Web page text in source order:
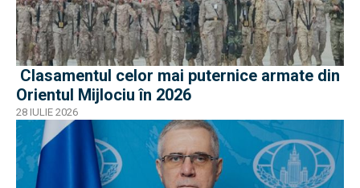
Clasamentul celor mai puternice armate din
Orientul Mijlociu în 2026
28 IULIE 2026